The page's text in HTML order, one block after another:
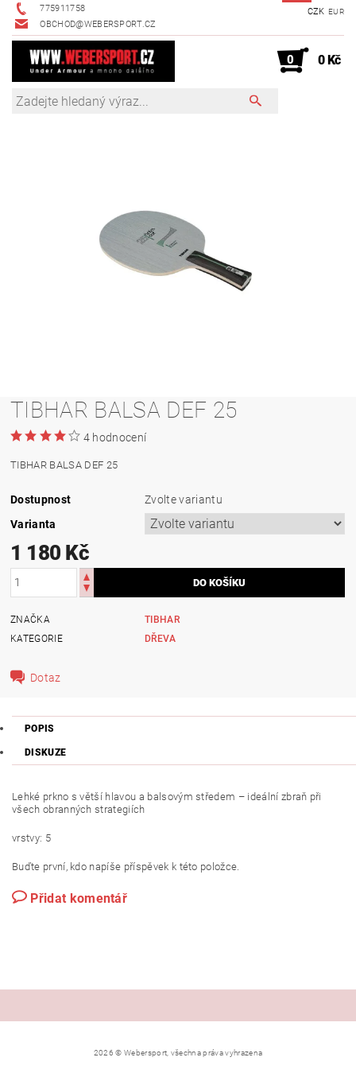
775911758
OBCHOD@WEBERSPORT.CZ
CZK EUR
0 0 Kč
TIBHAR BALSA DEF 25
4 hodnocení
TIBHAR BALSA DEF 25
Dostupnost
Zvolte variantu
Varianta
1 180 Kč
ZNAČKA
TIBHAR
KATEGORIE
DŘEVA
Dotaz
POPIS
DISKUZE
Lehké prkno s větší hlavou a balsovým středem – ideální zbraň při
všech obranných strategiích
vrstvy: 5
Buďte první, kdo napíše příspěvek k této položce.
Přidat komentář
2026 © Webersport, všechna práva vyhrazena